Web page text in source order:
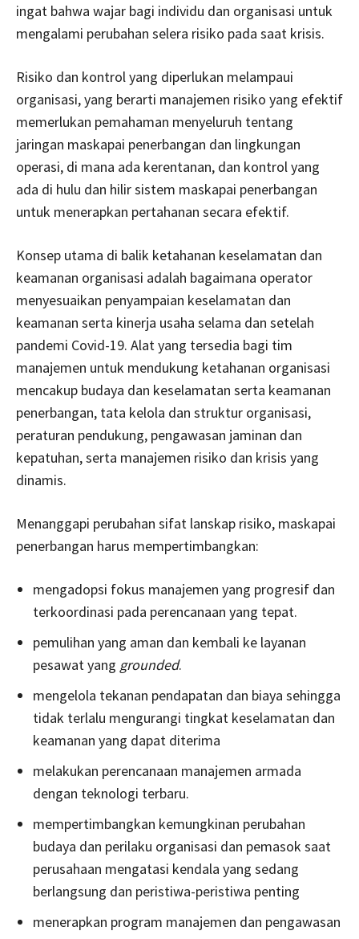
ingat bahwa wajar bagi individu dan organisasi untuk
mengalami perubahan selera risiko pada saat krisis.
Risiko dan kontrol yang diperlukan melampaui
organisasi, yang berarti manajemen risiko yang efektif
memerlukan pemahaman menyeluruh tentang
jaringan maskapai penerbangan dan lingkungan
operasi, di mana ada kerentanan, dan kontrol yang
ada di hulu dan hilir sistem maskapai penerbangan
untuk menerapkan pertahanan secara efektif.
Konsep utama di balik ketahanan keselamatan dan
keamanan organisasi adalah bagaimana operator
menyesuaikan penyampaian keselamatan dan
keamanan serta kinerja usaha selama dan setelah
pandemi Covid-19. Alat yang tersedia bagi tim
manajemen untuk mendukung ketahanan organisasi
mencakup budaya dan keselamatan serta keamanan
penerbangan, tata kelola dan struktur organisasi,
peraturan pendukung, pengawasan jaminan dan
kepatuhan, serta manajemen risiko dan krisis yang
dinamis.
Menanggapi perubahan sifat lanskap risiko, maskapai
penerbangan harus mempertimbangkan:
mengadopsi fokus manajemen yang progresif dan
terkoordinasi pada perencanaan yang tepat.
pemulihan yang aman dan kembali ke layanan
pesawat yang grounded.
mengelola tekanan pendapatan dan biaya sehingga
tidak terlalu mengurangi tingkat keselamatan dan
keamanan yang dapat diterima
melakukan perencanaan manajemen armada
dengan teknologi terbaru.
mempertimbangkan kemungkinan perubahan
budaya dan perilaku organisasi dan pemasok saat
perusahaan mengatasi kendala yang sedang
berlangsung dan peristiwa-peristiwa penting
menerapkan program manajemen dan pengawasan